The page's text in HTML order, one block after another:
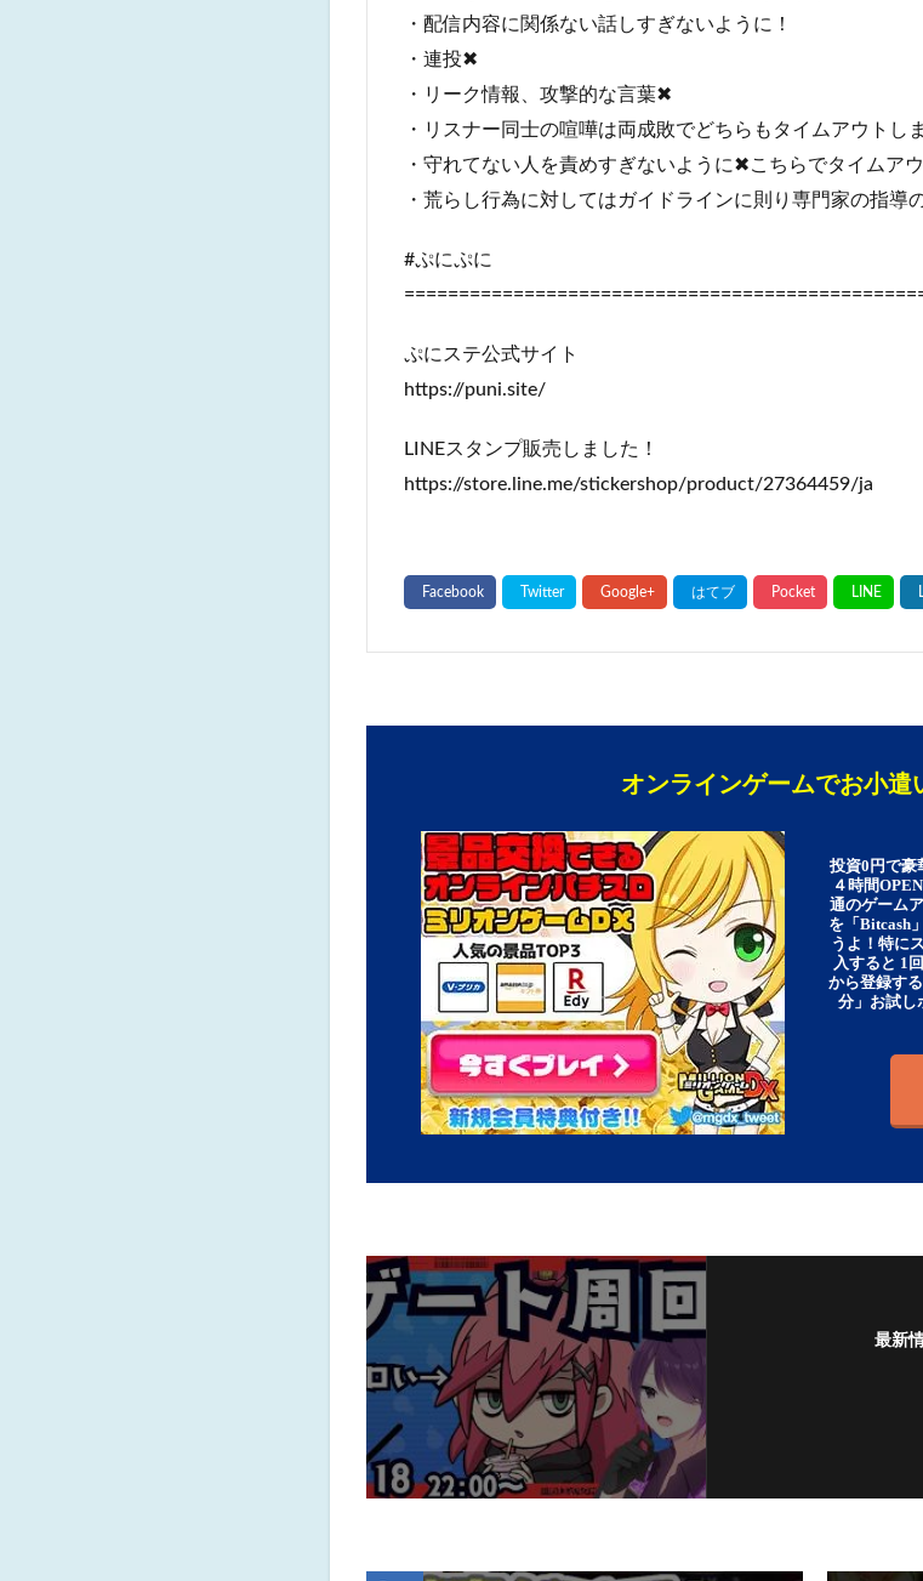
・配信内容に関係ない話しすぎないように！
・連投✖
・リーク情報、攻撃的な言葉✖
・リスナー同士の喧嘩は両成敗でどちらもタイムアウトし
・守れてない人を責めすぎないように✖こちらでタイムア
・荒らし行為に対してはガイドラインに則り専門家の指導
#ぷにぷに
ぷにステ公式サイト
https://puni.site/
LINEスタンプ販売しました！
https://store.line.me/stickershop/product/27364459/ja
オンラインゲームでお小遣
投資0円で豪
４時間
通のゲーム
を「Bitcash
うよ！特に
入すると 1
から登録す
分」お試し
最新